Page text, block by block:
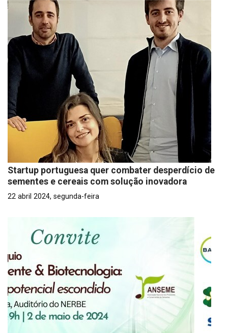
Startup portuguesa quer combater desperdício de
sementes e cereais com solução inovadora
22 abril 2024, segunda-feira